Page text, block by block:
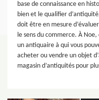
base de connaissance en
bien et le qualifier
doit être en mesure
le sens du commerce. À
un antiquaire à qui vous
acheter ou vendre un objet
magasin d’antiquités pour